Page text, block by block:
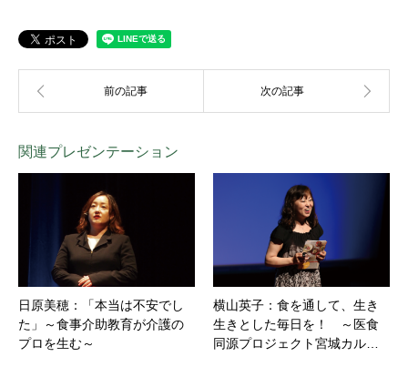
関連プレゼンテーション
日原美穂：「本当は不安でし
た」～食事介助教育が介護の
プロを生む～
横山英子：食を通して、生き
生きとした毎日を！ ～医食
同源プロジェクト宮城カル…